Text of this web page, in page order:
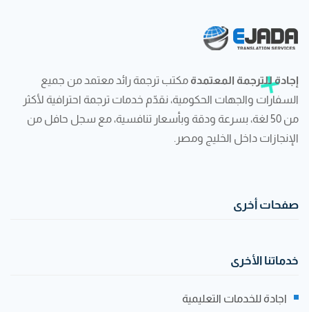
إجادة للترجمة المعتمدة مكتب ترجمة رائد معتمد من جميع
السفارات والجهات الحكومية، نقدّم خدمات ترجمة احترافية لأكثر
من 50 لغة، بسرعة ودقة وبأسعار تنافسية، مع سجل حافل من
الإنجازات داخل الخليج ومصر.
صفحات أخرى
خدماتنا الأخرى
اجادة للخدمات التعليمية